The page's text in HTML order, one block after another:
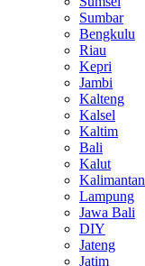
Sumbar
Bengkulu
Riau
Kepri
Jambi
Kalteng
Kalsel
Kaltim
Bali
Kalut
Kalimantan
Lampung
Jawa Bali
DIY
Jateng
Jatim